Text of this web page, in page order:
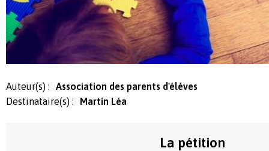
Auteur(s) :
Association des parents d'élèves
Destinataire(s) :
Martin Léa
La pétition